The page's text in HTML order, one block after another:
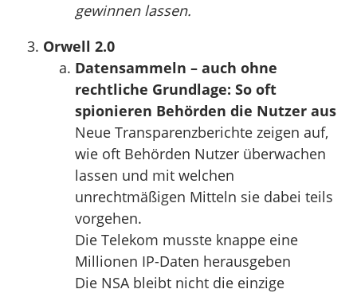
gewinnen lassen.
Orwell 2.0
Datensammeln – auch ohne
rechtliche Grundlage: So oft
spionieren Behörden die Nutzer aus
Neue Transparenzberichte zeigen auf,
wie oft Behörden Nutzer überwachen
lassen und mit welchen
unrechtmäßigen Mitteln sie dabei teils
vorgehen.
Die Telekom musste knappe eine
Millionen IP-Daten herausgeben
Die NSA bleibt nicht die einzige